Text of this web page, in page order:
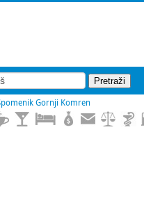
Gornji Komren